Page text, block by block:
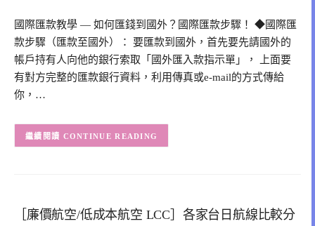
國際匯款教學 — 如何匯錢到國外？國際匯款步驟！ ◆國際匯
款步驟（匯款至國外）： 要匯款到國外，首先要先請國外的
帳戶持有人向他的銀行索取「國外匯入款指示單」， 上面要
有對方完整的匯款銀行資料，利用傳真或e-mail的方式傳給
你，…
CONTINUE READING
［廉價航空/低成本航空 LCC］各家台日航線比較分